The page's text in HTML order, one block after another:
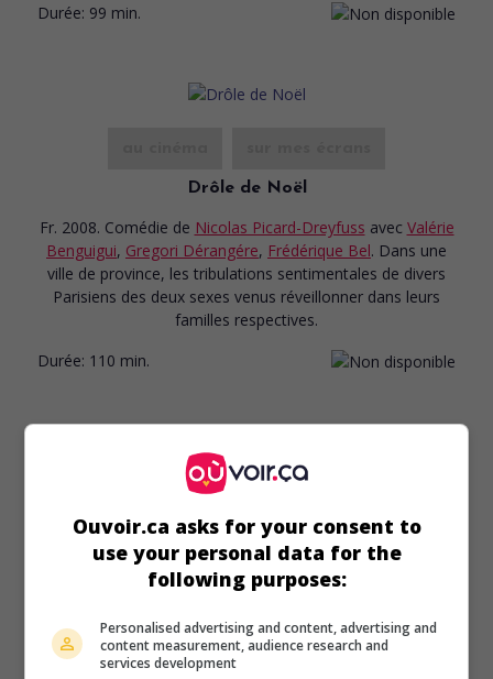
Durée: 99 min.
Drôle de Noël
Fr. 2008. Comédie de Nicolas Picard-Dreyfuss avec Valérie
Benguigui, Gregori Dérangére, Frédérique Bel. Dans une
ville de province, les tribulations sentimentales de divers
Parisiens des deux sexes venus réveillonner dans leurs
familles respectives.
Durée: 110 min.
au cinéma
L'Affaire Ben Barka
Fr. 2007. Drame historique de Jean-Pierre Sinapi
Simon Abkarian, Olivier Gourmet
années 1960, les circonstances nébuleuses entourant
l'enlèvement à Paris et le meurtre d'un opposant au roi
Hassan II du Maroc.
Ouvoir.ca asks for your consent to
use your personal data for the
following purposes:
Personalised advertising and content, advertising and
content measurement, audience research and
services development